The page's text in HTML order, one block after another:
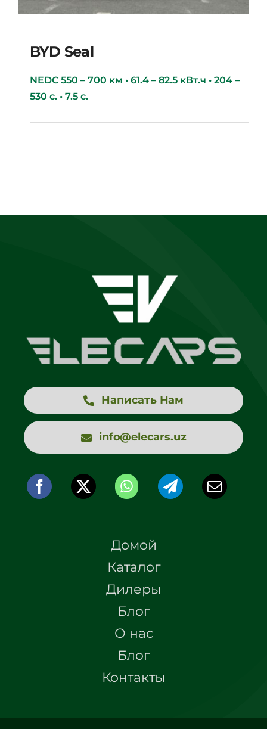
BYD Seal
NEDC 550 – 700 км • 61.4 – 82.5 кВт.ч • 204 –
530 с. • 7.5 с.
Написать Нам
info@elecars.uz
Домой
Каталог
Дилеры
Блог
О нас
Блог
Контакты